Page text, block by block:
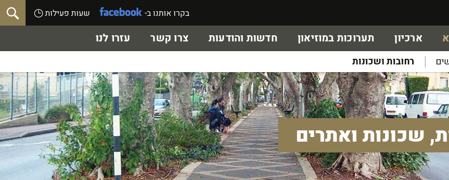
בקרו אותנו ב- שעות פעילות
רחובות ושכונות
ארכיון תערוכות במוזיאון חדשות והודעות צרו קשר עזרו לנו
שכונות ואתרים